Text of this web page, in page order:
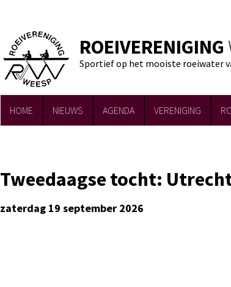
ROEIVERENIGING
Sportief op het mooiste roeiwater
HOME NIEUWS AGENDA VERENIGING
Tweedaagse tocht:
zaterdag 19 september 2026